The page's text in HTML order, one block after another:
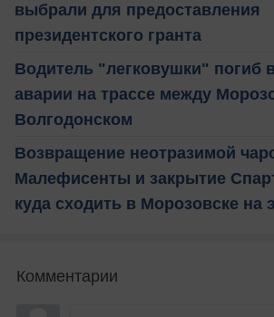
выбрали для предоставления
президентского гранта
Водитель "легковушки" погиб
аварии на трассе между
Волгодонском
Возвращение неотразимой
Малефисенты и закрытие
куда сходить в Морозовске на
Комментарии